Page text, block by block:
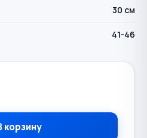
30 см
41-46
корзину